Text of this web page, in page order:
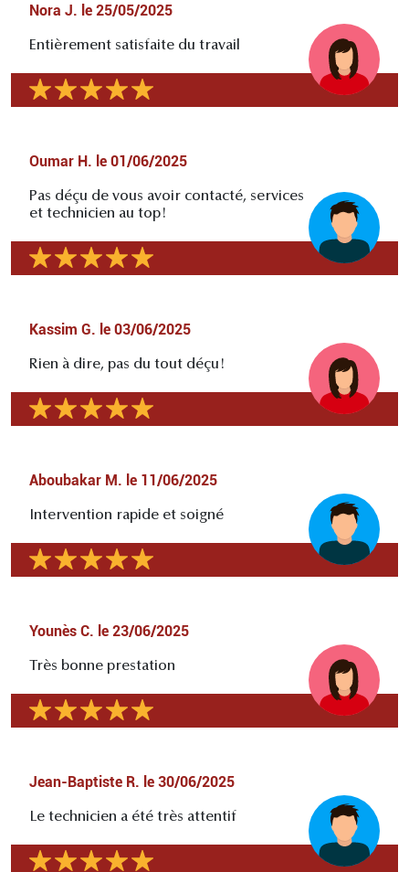
Nora J. le 25/05/2025
Entièrement satisfaite du travail
Oumar H. le 01/06/2025
Pas déçu de vous avoir contacté, services
et technicien au top!
Kassim G. le 03/06/2025
Rien à dire, pas du tout déçu!
Aboubakar M. le 11/06/2025
Intervention rapide et soigné
Younès C. le 23/06/2025
Très bonne prestation
Jean-Baptiste R. le 30/06/2025
Le technicien a été très attentif